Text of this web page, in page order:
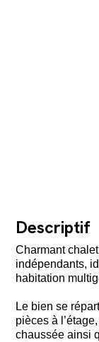
Descriptif
Charmant
indépendants,
habitation
Le bien se
pièces à
chaussée ainsi